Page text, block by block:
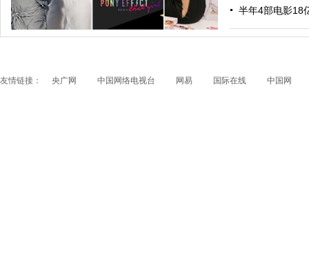
跟随电影去旅行：布拉格 在这里邂逅特工、寻找浪漫
半年4部电影18
友情链接： 央广网 中国网络电视台 网易 国际在线 中国网